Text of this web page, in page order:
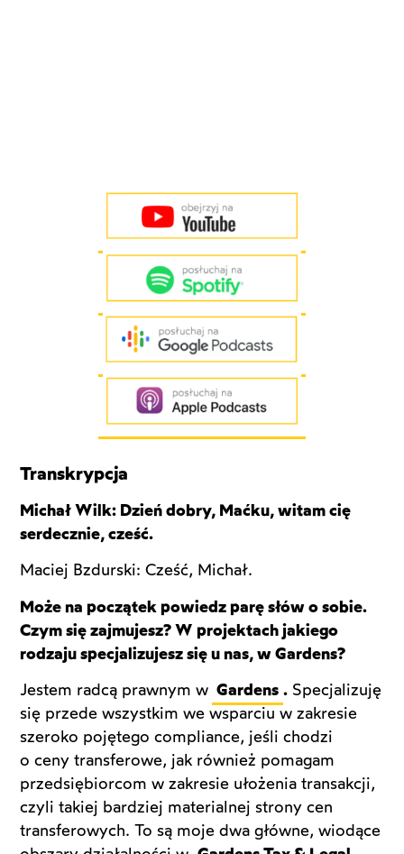
Transkrypcja
Michał Wilk: Dzień dobry, Maćku, witam cię
serdecznie, cześć.
Maciej Bzdurski: Cześć, Michał.
Może na początek powiedz parę słów o sobie.
Czym się zajmujesz? W projektach jakiego
rodzaju specjalizujesz się u nas, w Gardens?
Jestem radcą prawnym w Gardens . Specjalizuję
się przede wszystkim we wsparciu w zakresie
szeroko pojętego compliance, jeśli chodzi
o ceny transferowe, jak również pomagam
przedsiębiorcom w zakresie ułożenia transakcji,
czyli takiej bardziej materialnej strony cen
transferowych. To są moje dwa główne, wiodące